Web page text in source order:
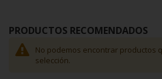
PRODUCTOS RECOMENDADOS
No podemos encontrar productos
selección.